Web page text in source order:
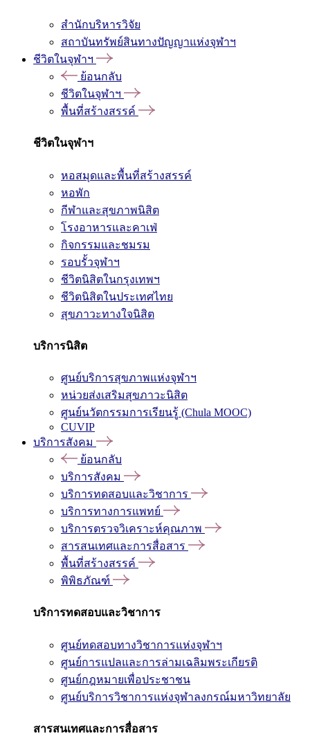
สำนักบริหารวิจัย
สถาบันทรัพย์สินทางปัญญาแห่งจุฬาฯ
ชีวิตในจุฬาฯ
ย้อนกลับ
ชีวิตในจุฬาฯ
พื้นที่สร้างสรรค์
ชีวิตในจุฬาฯ
หอสมุดและพื้นที่สร้างสรรค์
หอพัก
กีฬาและสุขภาพนิสิต
โรงอาหารและคาเฟ่
กิจกรรมและชมรม
รอบรั้วจุฬาฯ
ชีวิตนิสิตในกรุงเทพฯ
ชีวิตนิสิตในประเทศไทย
สุขภาวะทางใจนิสิต
บริการนิสิต
ศูนย์บริการสุขภาพแห่งจุฬาฯ
หน่วยส่งเสริมสุขภาวะนิสิต
ศูนย์นวัตกรรมการเรียนรู้ (Chula MOOC)
CUVIP
บริการสังคม
ย้อนกลับ
บริการสังคม
บริการทดสอบและวิชาการ
บริการทางการแพทย์
บริการตรวจวิเคราะห์คุณภาพ
สารสนเทศและการสื่อสาร
พื้นที่สร้างสรรค์
พิพิธภัณฑ์
บริการทดสอบและวิชาการ
ศูนย์ทดสอบทางวิชาการแห่งจุฬาฯ
ศูนย์การแปลและการล่ามเฉลิมพระเกียรติ
ศูนย์กฎหมายเพื่อประชาชน
ศูนย์บริการวิชาการแห่งจุฬาลงกรณ์มหาวิทยาลัย
สารสนเทศและการสื่อสาร